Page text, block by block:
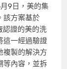
9日，美的集
該方案基於
認證的美的洗
這一經過驗證
複製的解決方
等內容，並拆